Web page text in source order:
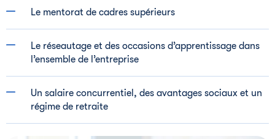
Le mentorat de cadres supérieurs
Le réseautage et des occasions d’apprentissage dans
l’ensemble de l’entreprise
Un salaire concurrentiel, des avantages sociaux et un
régime de retraite